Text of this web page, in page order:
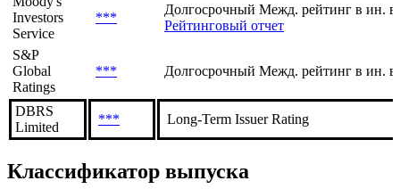
Агентство
Рейтинг
Шкала
Moody's
Investors
Service
***
Долгосрочный Межд. рейтинг в ин.
S&P
Global
DBRS
*** Long-Term Issuer Rating